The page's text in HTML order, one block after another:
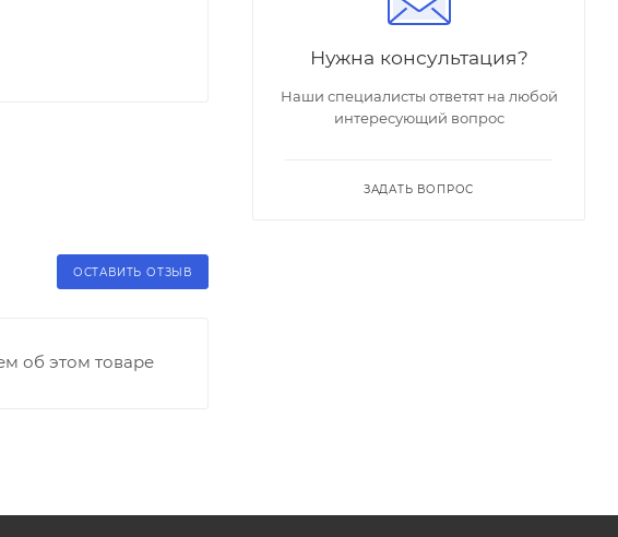
ОСТАВИТЬ ОТЗЫВ
об этом товаре
Нужна консультация?
Наши специалисты ответят на любой
интересующий вопрос
ЗАДАТЬ ВОПРОС